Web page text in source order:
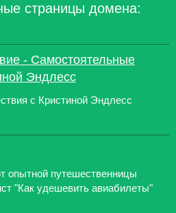
страницы домена:
- Самостоятельные
Эндлесс
с Кристиной Эндлесс
опытной путешественницы
"Как удешевить авиабилеты"